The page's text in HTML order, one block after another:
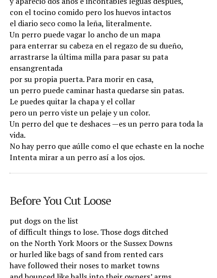
con el tocino comido pero los huevos intactos
el diario seco como la leña, literalmente.
Un perro puede vagar lo ancho de un mapa
para enterrar su cabeza en el regazo de su dueño,
arrastrarse la última milla para pasar su pata
ensangrentada
por su propia puerta. Para morir en casa,
un perro puede caminar hasta quedarse sin patas.
Le puedes quitar la chapa y el collar
pero un perro viste un pelaje y un color.
Un perro del que te deshaces—es un perro para toda la
vida.
No hay perro que aúlle como el que echaste en la noche
Intenta mirar a un perro así a los ojos.
Before You Cut Loose
put dogs on the list
of difficult things to lose. Those dogs ditched
on the North York Moors or the Sussex Downs
or hurled like bags of sand from rented cars
have followed their noses to market towns